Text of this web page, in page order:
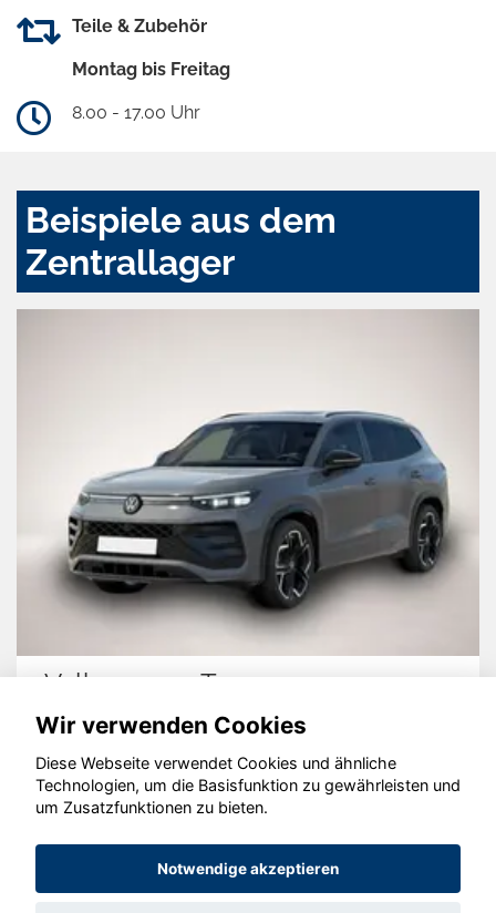
Teile & Zubehör
Montag bis Freitag
8.00 - 17.00 Uhr
Beispiele aus dem
Zentrallager
Volkswagen Tayron
© konjunkturmotor.de GmbH 2020 - 2026
Wir verwenden Cookies
Diese Webseite verwendet Cookies und ähnliche
Technologien, um die Basisfunktion zu gewährleisten und
um Zusatzfunktionen zu bieten.
Notwendige akzeptieren